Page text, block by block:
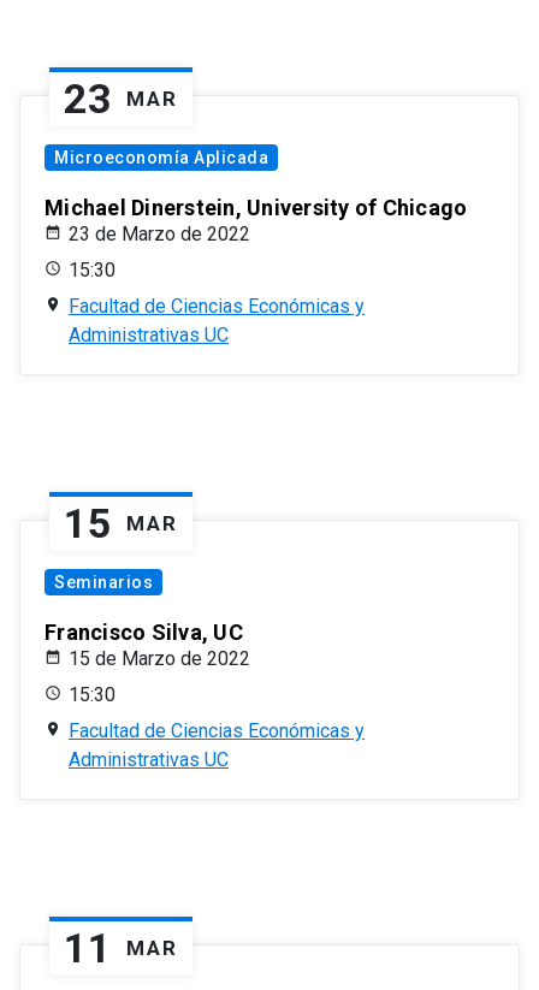
23 MAR
Microeconomía Aplicada
Michael Dinerstein, University of Chicago
23 de Marzo de 2022
15:30
Facultad de Ciencias Económicas y
Administrativas UC
15 MAR
Seminarios
Francisco Silva, UC
15 de Marzo de 2022
15:30
Facultad de Ciencias Económicas y
Administrativas UC
11 MAR